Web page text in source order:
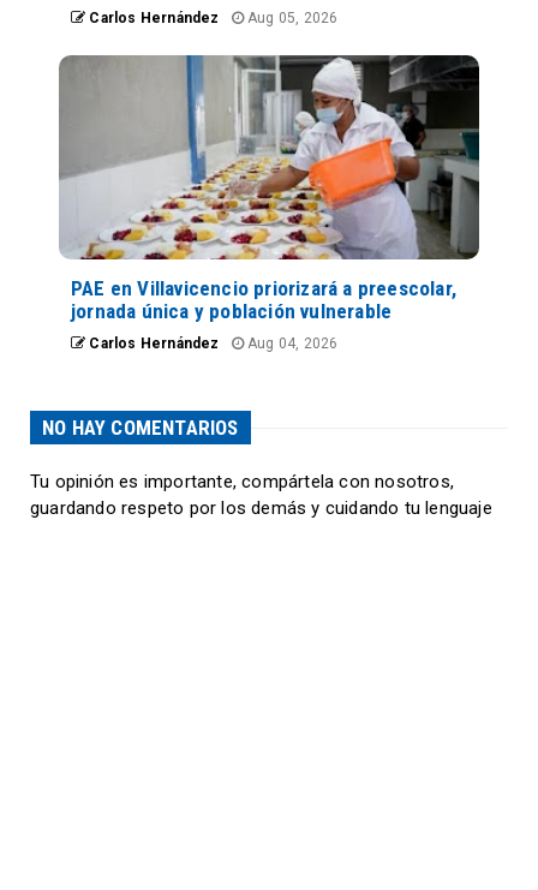
Carlos Hernández Aug 05, 2026
PAE en Villavicencio priorizará a preescolar,
jornada única y población vulnerable
Carlos Hernández Aug 04, 2026
NO HAY COMENTARIOS
Tu opinión es importante, compártela con nosotros,
guardando respeto por los demás y cuidando tu lenguaje